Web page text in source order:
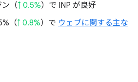
（↑ 0.5%）で INP が良好
（↑ 0.8%）で ウェブに関する主な